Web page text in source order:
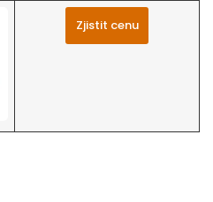
Zjistit cenu